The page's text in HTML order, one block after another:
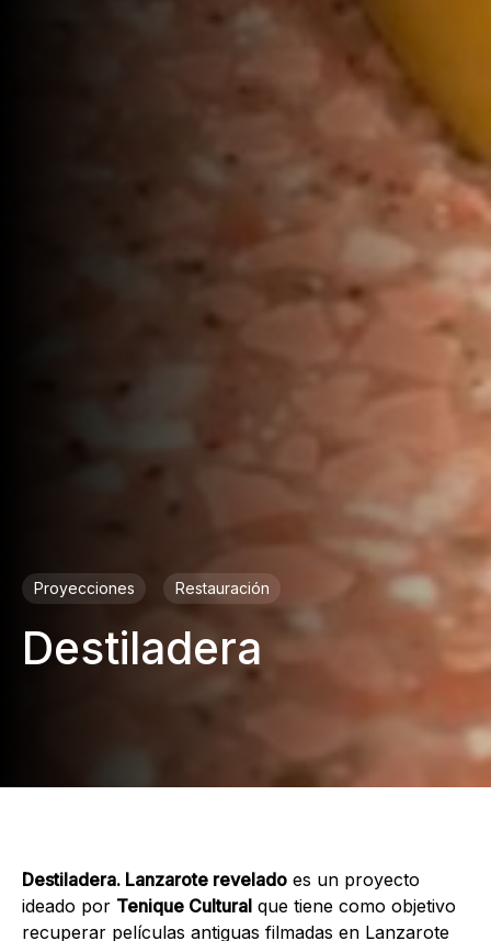
Proyecciones Restauración
Destiladera
Destiladera. Lanzarote revelado es un proyecto
ideado por Tenique Cultural que tiene como objetivo
recuperar películas antiguas filmadas en Lanzarote